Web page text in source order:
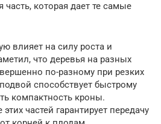
которая дает те самые
влияет на силу роста и
что деревья на разных
по-разному при резких
способствует быстрому
компактность кроны.
частей гарантирует передачу